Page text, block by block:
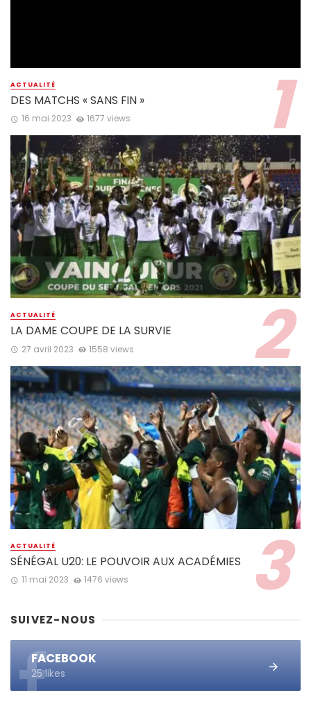
ACTUALITÉ
DES MATCHS « SANS FIN »
16 mai 2023 1677 views
ACTUALITÉ
LA DAME COUPE DE LA SURVIE
27 avril 2023 1558 views
ACTUALITÉ
SÉNÉGAL U20: LE POUVOIR AUX ACADÉMIES
11 mai 2023 1476 views
SUIVEZ-NOUS
FACEBOOK
25 likes